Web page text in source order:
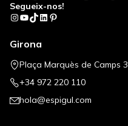
Segueix-nos!
Instagram
YouTube
TikTok
LinkedIn
Pinterest
Girona
Plaça Marquès de Camps 3
+34 972 220 110
hola@espigul.com